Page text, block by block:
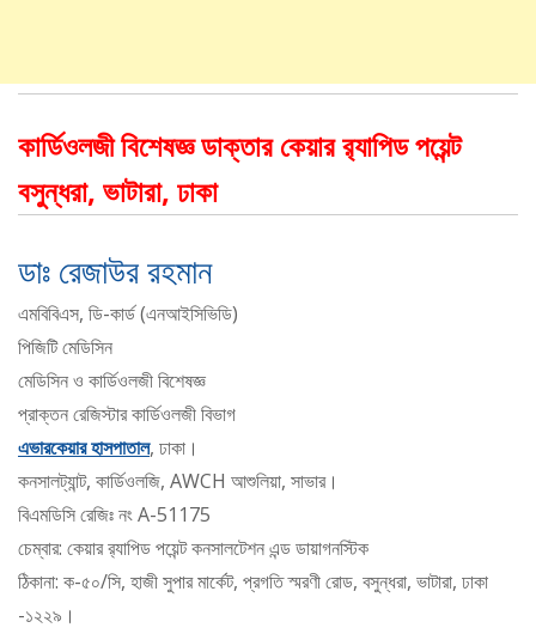
কার্ডিওলজী বিশেষজ্ঞ ডাক্তার কেয়ার র‌্যাপিড পয়েন্ট
বসুন্ধরা, ভাটারা, ঢাকা
ডাঃ রেজাউর রহমান
এমবিবিএস, ডি-কার্ড (এনআইসিভিডি)
পিজিটি মেডিসিন
মেডিসিন ও কার্ডিওলজী বিশেষজ্ঞ
প্রাক্তন রেজিস্টার কার্ডিওলজী বিভাগ
এভারকেয়ার হাসপাতাল, ঢাকা।
কনসালট্যান্ট, কার্ডিওলজি, AWCH আশুলিয়া, সাভার।
বিএমডিসি রেজিঃ নং A-51175
চেম্বার: কেয়ার র‍্যাপিড পয়েন্ট কনসালটেশন এন্ড ডায়াগনস্টিক
ঠিকানা: ক-৫০/সি, হাজী সুপার মার্কেট, প্রগতি স্মরণী রোড, বসুন্ধরা, ভাটারা, ঢাকা
-১২২৯।